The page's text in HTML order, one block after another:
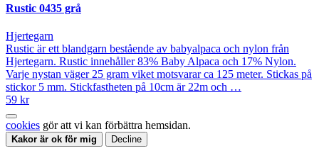
Rustic 0435 grå
Hjertegarn
Rustic är ett blandgarn bestående av babyalpaca och nylon från
Hjertegarn. Rustic innehåller 83% Baby Alpaca och 17% Nylon.
Varje nystan väger 25 gram viket motsvarar ca 125 meter. Stickas på
stickor 5 mm. Stickfastheten på 10cm är 22m och …
59 kr
cookies gör att vi kan förbättra hemsidan.
Kakor är ok för mig Decline